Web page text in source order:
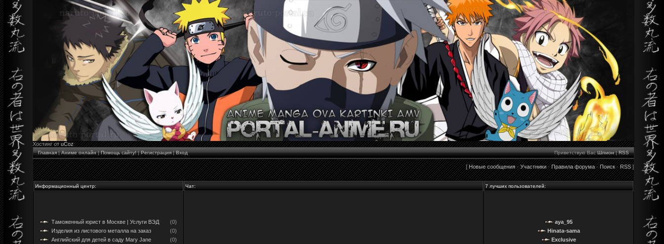
Хостинг отuCoz
Главная|Аниме онлайн|Помощь сайту!|Регистрация|Вход Приветствую Вас Шпион|RSS
[Новые сообщения·Участники·Правила форума·Поиск·RSS]
Информационный центр: Чат: 7 лучших пользователей:
Таможенный юрист в Москве | Услуги ВЭД
(0)
Изделия из листового металла на заказ
(0)
Английский для детей в саду Mary Jane
(0)
aya_95
Hinata-sama
Exclusive